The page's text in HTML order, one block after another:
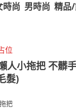
時尚 男時尚 精品
位
人小拖把 不髒
髮)
把